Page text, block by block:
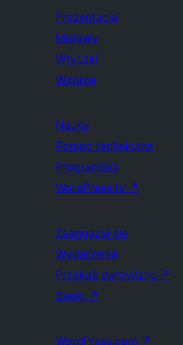
Prezentacja
Motywy
Wtyczki
Wzorce
Nauka
Pomoc techniczna
Programiści
WordPress.tv ↗
Zaangażuj się
Wydarzenia
Przekaż darowiznę ↗
Swag ↗
WordPress.com ↗